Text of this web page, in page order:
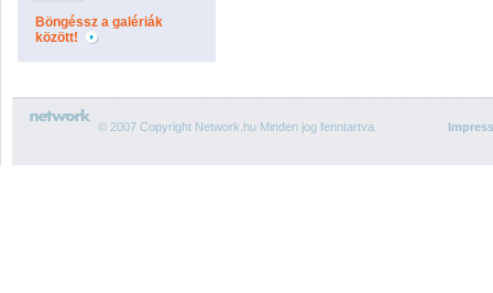
Böngéssz a galériák
között!
© 2007 Copyright Network.hu Minden jog fenntartva.